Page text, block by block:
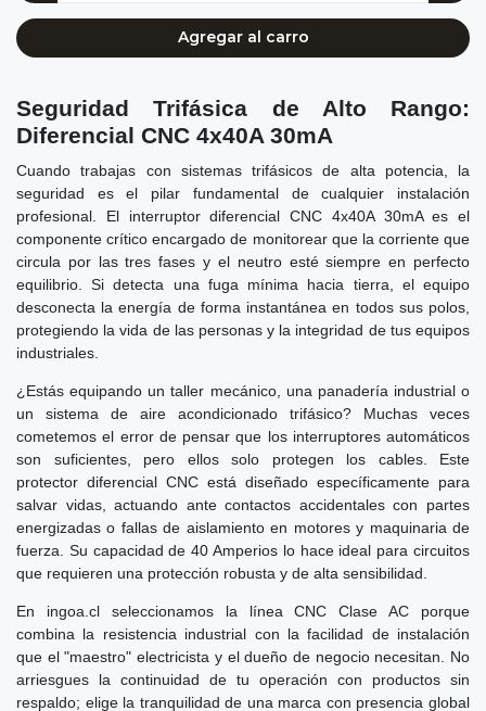
Agregar al carro
Seguridad Trifásica de Alto Rango:
Diferencial CNC 4x40A 30mA
Cuando trabajas con sistemas trifásicos de alta potencia, la
seguridad es el pilar fundamental de cualquier instalación
profesional. El interruptor diferencial CNC 4x40A 30mA es el
componente crítico encargado de monitorear que la corriente que
circula por las tres fases y el neutro esté siempre en perfecto
equilibrio. Si detecta una fuga mínima hacia tierra, el equipo
desconecta la energía de forma instantánea en todos sus polos,
protegiendo la vida de las personas y la integridad de tus equipos
industriales.
¿Estás equipando un taller mecánico, una panadería industrial o
un sistema de aire acondicionado trifásico? Muchas veces
cometemos el error de pensar que los interruptores automáticos
son suficientes, pero ellos solo protegen los cables. Este
protector diferencial CNC está diseñado específicamente para
salvar vidas, actuando ante contactos accidentales con partes
energizadas o fallas de aislamiento en motores y maquinaria de
fuerza. Su capacidad de 40 Amperios lo hace ideal para circuitos
que requieren una protección robusta y de alta sensibilidad.
En ingoa.cl seleccionamos la línea CNC Clase AC porque
combina la resistencia industrial con la facilidad de instalación
que el "maestro" electricista y el dueño de negocio necesitan. No
arriesgues la continuidad de tu operación con productos sin
respaldo; elige la tranquilidad de una marca con presencia global